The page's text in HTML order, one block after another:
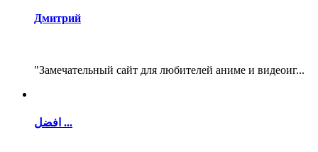
Дмитрий
"Замечательный сайт для любителей аниме и видеоиг...
افضل ...